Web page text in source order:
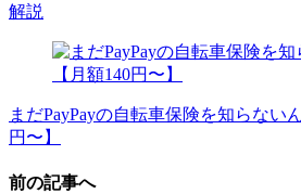
解説
まだPayPayの自転車保険を知らない
円〜】
前の記事へ